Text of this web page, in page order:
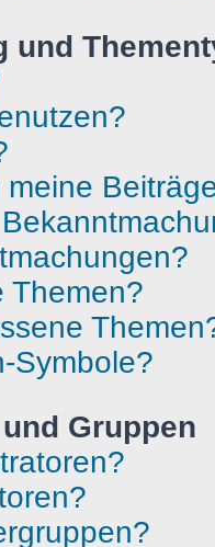
und
Themen?
Symbole?
Gruppen